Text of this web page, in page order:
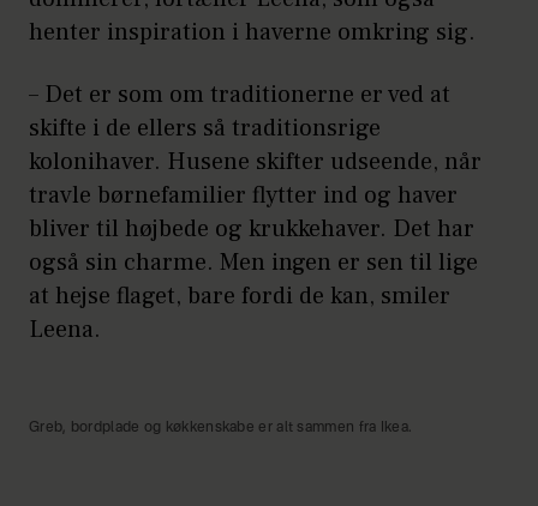
henter inspiration i haverne omkring sig.
– Det er som om traditionerne er ved at
skifte i de ellers så traditionsrige
kolonihaver. Husene skifter udseende, når
travle børnefamilier flytter ind og haver
bliver til højbede og krukkehaver. Det har
også sin charme. Men ingen er sen til lige
at hejse flaget, bare fordi de kan, smiler
Leena.
Greb, bordplade og køkkenskabe er alt sammen fra Ikea.